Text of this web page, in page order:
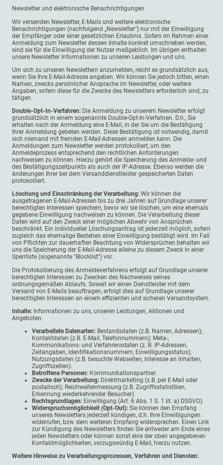
Newsletter und elektronische Benachrichtigungen
Wir versenden Newsletter, E-Mails und weitere elektronische
Benachrichtigungen (nachfolgend „Newsletter“) nur mit der Einwilligung
der Empfänger oder einer gesetzlichen Erlaubnis. Sofern im Rahmen einer
Anmeldung zum Newsletter dessen Inhalte konkret umschrieben werden,
sind sie für die Einwilligung der Nutzer maßgeblich. Im übrigen enthalten
unsere Newsletter Informationen zu unseren Leistungen und uns.
Um sich zu unseren Newslettern anzumelden, reicht es grundsätzlich aus,
wenn Sie Ihre E-Mail-Adresse angeben. Wir können Sie jedoch bitten, einen
Namen, zwecks persönlicher Ansprache im Newsletter, oder weitere
Angaben, sofern diese für die Zwecke des Newsletters erforderlich sind, zu
tätigen.
Double-Opt-In-Verfahren: Die Anmeldung zu unserem Newsletter erfolgt
grundsätzlich in einem sogenannte Double-Opt-In-Verfahren. D.h., Sie
erhalten nach der Anmeldung eine E-Mail, in der Sie um die Bestätigung
Ihrer Anmeldung gebeten werden. Diese Bestätigung ist notwendig, damit
sich niemand mit fremden E-Mail-Adressen anmelden kann. Die
Anmeldungen zum Newsletter werden protokolliert, um den
Anmeldeprozess entsprechend den rechtlichen Anforderungen
nachweisen zu können. Hierzu gehört die Speicherung des Anmelde- und
des Bestätigungszeitpunkts als auch der IP-Adresse. Ebenso werden die
änderungen Ihrer bei dem Versanddienstleister gespeicherten Daten
protokolliert.
Löschung und Einschränkung der Verarbeitung: Wir können die
ausgetragenen E-Mail-Adressen bis zu drei Jahren auf Grundlage unserer
berechtigten Interessen speichern, bevor wir sie löschen, um eine ehemals
gegebene Einwilligung nachweisen zu können. Die Verarbeitung dieser
Daten wird auf den Zweck einer möglichen Abwehr von Ansprüchen
beschränkt. Ein individueller Löschungsantrag ist jederzeit möglich, sofern
zugleich das ehemalige Bestehen einer Einwilligung bestätigt wird. Im Fall
von Pflichten zur dauerhaften Beachtung von Widersprüchen behalten wir
uns die Speicherung der E-Mail-Adresse alleine zu diesem Zweck in einer
Sperrliste (sogenannte "Blocklist") vor.
Die Protokollierung des Anmeldeverfahrens erfolgt auf Grundlage unserer
berechtigten Interessen zu Zwecken des Nachweises seines
ordnungsgemäßen Ablaufs. Soweit wir einen Dienstleister mit dem
Versand von E-Mails beauftragen, erfolgt dies auf Grundlage unserer
berechtigten Interessen an einem effizienten und sicheren Versandsystem.
Inhalte: Informationen zu uns, unseren Leistungen, Aktionen und
Angeboten.
Verarbeitete Datenarten: Bestandsdaten (z.B. Namen, Adressen);
Kontaktdaten (z.B. E-Mail, Telefonnummern); Meta-,
Kommunikations- und Verfahrensdaten (z. B. IP-Adressen,
Zeitangaben, Identifikationsnummern, Einwilligungsstatus);
Nutzungsdaten (z.B. besuchte Webseiten, Interesse an Inhalten,
Zugriffszeiten).
Betroffene Personen: Kommunikationspartner.
Zwecke der Verarbeitung: Direktmarketing (z.B. per E-Mail oder
postalisch); Reichweitenmessung (z.B. Zugriffsstatistiken,
Erkennung wiederkehrender Besucher).
Rechtsgrundlagen: Einwilligung (Art. 6 Abs. 1 S. 1 lit. a) DSGVO).
Widerspruchsmöglichkeit (Opt-Out): Sie können den Empfang
unseres Newsletters jederzeit kündigen, d.h. Ihre Einwilligungen
widerrufen, bzw. dem weiteren Empfang widersprechen. Einen Link
zur Kündigung des Newsletters finden Sie entweder am Ende eines
jeden Newsletters oder können sonst eine der oben angegebenen
Kontaktmöglichkeiten, vorzugswürdig E-Mail, hierzu nutzen.
Weitere Hinweise zu Verarbeitungsprozessen, Verfahren und Diensten: